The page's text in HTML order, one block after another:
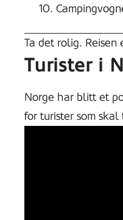
10.
Ta det rolig.
Turister i
Norge har blitt et
for turister som skal